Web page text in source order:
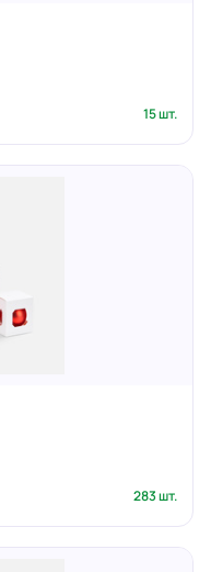
15 шт.
283 шт.